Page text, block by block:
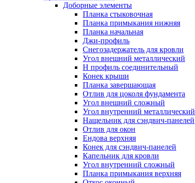
Доборные элементы
Планка стыковочная
Планка примыкания нижняя
Планка начальная
Джи-профиль
Снегозадержатель для кровли
Угол внешний металлический
Н профиль соединительный
Конек крыши
Планка завершающая
Отлив для цоколя фундамента
Угол внешний сложный
Угол внутренний металлический
Нащельник для сэндвич-панелей
Отлив для окон
Ендова верхняя
Конек для сэндвич-панелей
Капельник для кровли
Угол внутренний сложный
Планка примыкания верхняя